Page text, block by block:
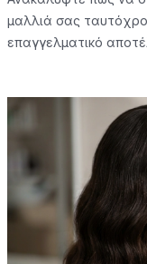
μαλλιά σας
επαγγελματικό